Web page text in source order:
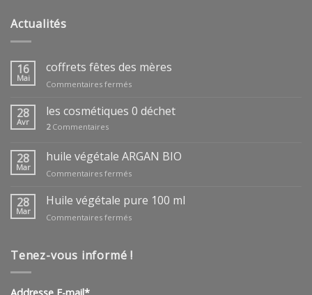
Actualités
16
Mai
coffrets fêtes des mères
Commentaires ferméssur
fêtes
des
28
Avr
les cosmétiques 0 déchet
2Commentaires
28
Mar
huile végétale ARGAN BIO
Commentaires ferméssur
végétale
ARGAN
BIO
28
Mar
Huile végétale pure 100 ml
Commentaires ferméssur
pure
Tenez-vous informé !